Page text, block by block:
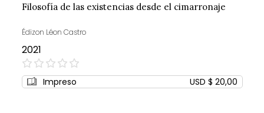
Filosofía de las existencias desde el cimarronaje
Édizon Léon Castro
2021
0%
Impreso USD $ 20,00